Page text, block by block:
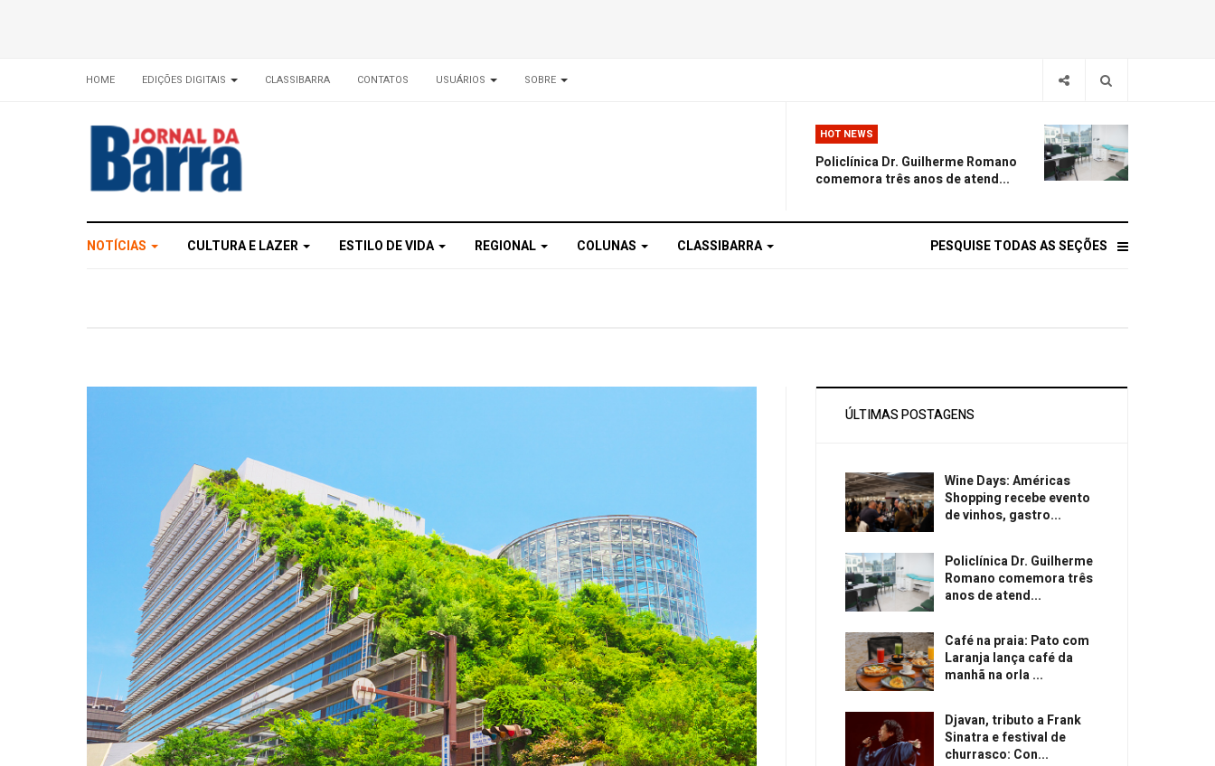
HOME EDIÇÕES DIGITAIS CLASSIBARRA CONTATOS USUÁRIOS SOBRE
HOT NEWS
Policlínica Dr. Guilherme Romano
comemora três anos de atend...
NOTÍCIAS CULTURA E LAZER ESTILO DE VIDA REGIONAL COLUNAS CLASSIBARRA PESQUISE TODAS AS SEÇÕES
ÚLTIMAS POSTAGENS
Wine Days: Américas
Shopping recebe evento
de vinhos, gastro...
Policlínica Dr. Guilherme
Romano comemora três
anos de atend...
Café na praia: Pato com
Laranja lança café da
manhã na orla ...
Djavan, tributo a Frank
Sinatra e festival de
churrasco: Con...